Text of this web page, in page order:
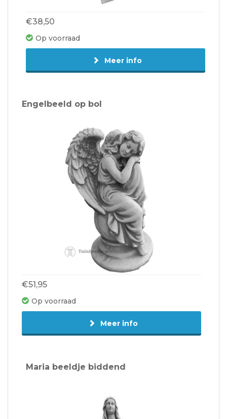
€38,50
Op voorraad
Meer info
Engelbeeld op bol
€51,95
Op voorraad
Meer info
Maria beeldje biddend